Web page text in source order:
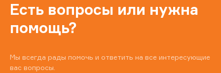
Есть вопросы или нужна
помощь?
Мы всегда рады помочь и ответить на все интересующие
вас вопросы.